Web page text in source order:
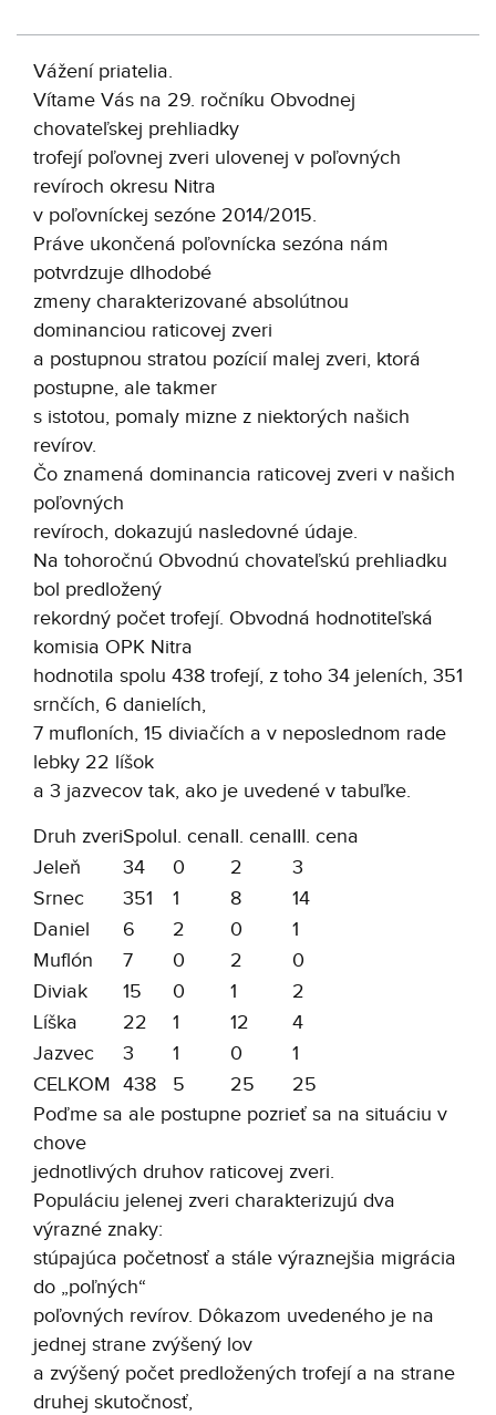
Vážení priatelia.
Vítame Vás na 29. ročníku Obvodnej
chovateľskej prehliadky
trofejí poľovnej zveri ulovenej v poľovných
revíroch okresu Nitra
v poľovníckej sezóne 2014/2015.
Práve ukončená poľovnícka sezóna nám
potvrdzuje dlhodobé
zmeny charakterizované absolútnou
dominanciou raticovej zveri
a postupnou stratou pozícií malej zveri, ktorá
postupne, ale takmer
s istotou, pomaly mizne z niektorých našich
revírov.
Čo znamená dominancia raticovej zveri v našich
poľovných
revíroch, dokazujú nasledovné údaje.
Na tohoročnú Obvodnú chovateľskú prehliadku
bol predložený
rekordný počet trofejí. Obvodná hodnotiteľská
komisia OPK Nitra
hodnotila spolu 438 trofejí, z toho 34 jeleních, 351
srnčích, 6 danielích,
7 mufloních, 15 diviačích a v neposlednom rade
lebky 22 líšok
a 3 jazvecov tak, ako je uvedené v tabuľke.
Druh zveriSpoluI. cenaII. cenaIII. cena
Jeleň
34 0 2
3
Srnec
351 1 8
14
Daniel
6 2 0
1
Muflón
7 0 2
0
Diviak
15 0 1
2
Líška
22 1 12
4
Jazvec
3 1 0
1
CELKOM 438 5 25
25
Poďme sa ale postupne pozrieť sa na situáciu v
chove
jednotlivých druhov raticovej zveri.
Populáciu jelenej zveri charakterizujú dva
výrazné znaky:
stúpajúca početnosť a stále výraznejšia migrácia
do „poľných“
poľovných revírov. Dôkazom uvedeného je na
jednej strane zvýšený lov
a zvýšený počet predložených trofejí a na strane
druhej skutočnosť,